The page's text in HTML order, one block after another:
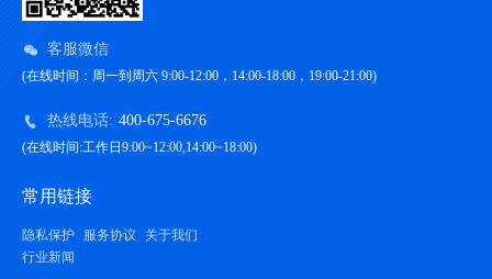
客服微信
(在线时间：周一到周六 9:00-12:00，14:00-18:00，19:00-21:00)
热线电话: 400-675-6676
(在线时间:工作日9:00~12:00,14:00~18:00)
常用链接
隐私保护 服务协议
关于我们
行业新闻